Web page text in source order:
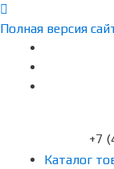
Полная версия
+7
Каталог